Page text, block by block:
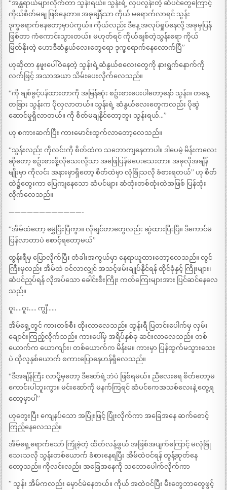
“အန္တရာယ်များလိုက်တာ သွန်းရယ်။ သွန်းရဲ့ လှပလွန်းတဲ့ ဆံပင်တွေကြောင့်
ကိုယ်စိတ်မချ ဖြစ်နေတာ။ အခုချိန်သာ ကိုယ် မရောက်လာရင် သွန်း
ဒုက္ခရောက်နေတော့မှာပဲကွယ်။ ကိုယ်လည်း ဒီနေ့ အလုပ်ရှုပ်နေလို့ အခုမှပြန်
ဖြစ်တာ ကံကောင်းသွားတယ်။ မဟုတ်ရင် ကိုယ်ချစ်တဲ့သွန်းရော ကိုယ်
မြတ်နိုးတဲ့ ဟောဒီဆံနွယ်လေးတွေရော ဒုက္ခရောက်နေလောက်ပြီ”
ဟုဆိုတာ နဖူးပေါ်ဝဲနေတဲ့ သွန်းရဲ့ဆံနွယ်စလေးတွေကို နားရွက်နောက်ကို
လက်ဖြင့် အသာအယာ သိမ်းပေးလိုက်လေသည်။
“ကို ချစ်ခွင့်ပန်ထားတာကို အမြန်ဆုံး စဥ်းစားပေးပါတော့နော် သွန်း။ တနေ့
တခြား သွန်းက ပိုလှလာတယ်။ သွန်းရဲ့ ဆံနွယ်လေးတွေကလည်း ပိုဆွဲ
ဆောင်မှုရှိလာတယ်။ ကို စိတ်မချနိုင်တော့ဘူး သွန်းရယ်…”
ဟု စကားဆက်ပြီး ကားမောင်းထွက်လာတော့လေသည်။
“သွန်းလည်း ကိုလင်းကို စိတ်ထဲက သဘောကျနေတာပါ။ ဒါပေမဲ့ မိန်းကလေး
ဆိုတော့ စဥ်းစားဖို့လိုသေးလို့သာ အဖြေပြန်မပေးသေးတာ။ အခုလိုအချိန်
မျိုးမှာ ကိုလင်း အနားမှာရှိတော့ စိတ်ထဲမှာ လုံခြုံသလို ခံစားရတယ်” ဟု စိတ်
ထဲ၌တွေးကာ ပြေကျနေသော ဆံပင်များ ဆံထုံးတစ်ထုံးထဲအဖြစ် ပြန်ထုံး
လိုက်လေသည်။
————————————-
“အိမ်ထဲတော့ မွှေပြီးပြီကွာ။ လိုချင်တာတွေလည်း ဆွဲထားပြီးပြီ။ ဒီကောင်မ
ပြန်လာတာပဲ စောင့်ရတော့မယ်”
ထွန်းရီမှ ပြောလိုက်ပြီး တံခါးအကွယ်မှာ နေရာယူထားတော့လေသည်။ လွင်
ကြီးမှလည်း အိမ်ထဲ ဝင်လာလျှင် အသင့်ဖမ်းချုပ်နိုင်ရန် ထိုင်ခုံနှင့် ကြိုးများ၊
ဆံပင်ညှပ်ရန် လိုအပ်သော ခေါင်းစီးကြိုး ကတ်ကြေးများအား ပြင်ဆင်နေလေ
သည်။
ဝူး….ဝူး….. ကျွီ……
အိမ်ရှေ့တွင် ကားတစ်စီး ထိုးလာလေသည်။ ထွန်းရီ ပြတင်းပေါက်မှ လှမ်း
ချောင်းကြည့်လိုက်သည်။ ကားပေါ်မှ အရိပ်နှစ်ခု ဆင်းလာလေသည်။ တစ်
ယောက်က ယောကျာ်း၊ တစ်ယောက်က မိန်းမ။ ကားမှာ ပြန်ထွက်မသွားသေး
ပဲ ထိုလူနှစ်ယောက် စကားပြောနေဟန်ရှိလေသည်။
“ဒီအချိန်ကြီး လာပို့မှတော့ ဒီဆော်ရဲ့ဘဲပဲ ဖြစ်ရမယ်။ ညီလေးရေ စိတ်တော့မ
ကောင်းပါဘူးကွာ။ မင်းဆော်ကို မနက်ကြရင် ဆံပင်ကေအသစ်လေးနဲ့ တွေ့ရ
တော့မှာပါ”
ဟုတွေးပြီး ကျေနပ်သော အပြုံးဖြင့် ပြုံးလိုက်ကာ အခြေအနေ ဆက်စောင့်
ကြည့်နေလေသည်။
အိမ်ရှေ့ရောက်သော် ကြုံခဲ့တဲ့ ထိတ်လန့်ဖွယ် အဖြစ်အပျက်ကြောင့် မလုံခြုံ
သေးသလို သွန်းတစ်ယောက် ခံစားနေရပြီး အိမ်ထဲဝင်ရန် တွန့်ဆုတ်နေ
တော့သည်။ ကိုလင်းလည်း အခြေအနေကို သဘောပေါက်လိုက်ကာ
” သွန်း အိမ်ကလည်း မှောင်မဲနေတယ်။ ကိုယ် အထဲဝင်ပြီး မီးတွေဘာတွေဖွင့်